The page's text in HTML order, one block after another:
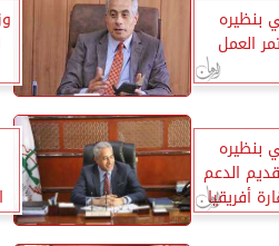
بنظيره
العمل
بنظيره
الدعم
أفريقيا